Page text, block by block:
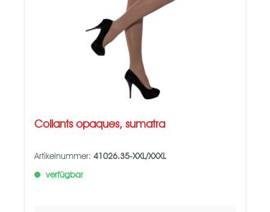
Collants opaques, sumatra
Artikelnummer: 41026.35-XXL/XXXL
verfügbar